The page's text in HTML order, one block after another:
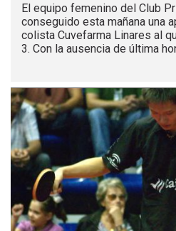
El equipo femenino del Club
conseguido esta mañana una
colista Cuvefarma Linares al
3. Con la ausencia de última